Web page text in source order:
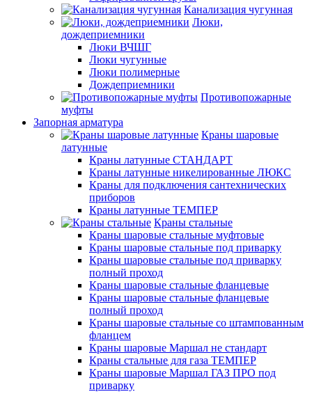
Канализация чугунная
Люки,
дождеприемники
Люки ВЧШГ
Люки чугунные
Люки полимерные
Дождеприемники
Противопожарные
муфты
Запорная арматура
Краны шаровые
латунные
Краны латунные СТАНДАРТ
Краны латунные никелированные ЛЮКС
Краны для подключения сантехнических
приборов
Краны латунные ТЕМПЕР
Краны стальные
Краны шаровые стальные муфтовые
Краны шаровые стальные под приварку
Краны шаровые стальные под приварку
полный проход
Краны шаровые стальные фланцевые
Краны шаровые стальные фланцевые
полный проход
Краны шаровые стальные со штампованным
фланцем
Краны шаровые Маршал не стандарт
Краны стальные для газа ТЕМПЕР
Краны шаровые Маршал ГАЗ ПРО под
приварку